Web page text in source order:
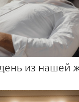
из нашей